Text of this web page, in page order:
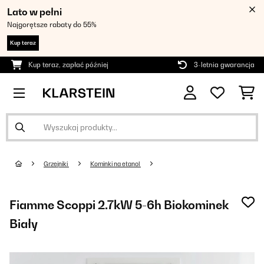
Lato w pełni
Najgorętsze rabaty do 55%
Kup teraz
Kup teraz, zapłać później 3-letnia gwarancja
Grzejniki Kominki na etanol
Fiamme Scoppi 2.7kW 5-6h Biokominek
Biały